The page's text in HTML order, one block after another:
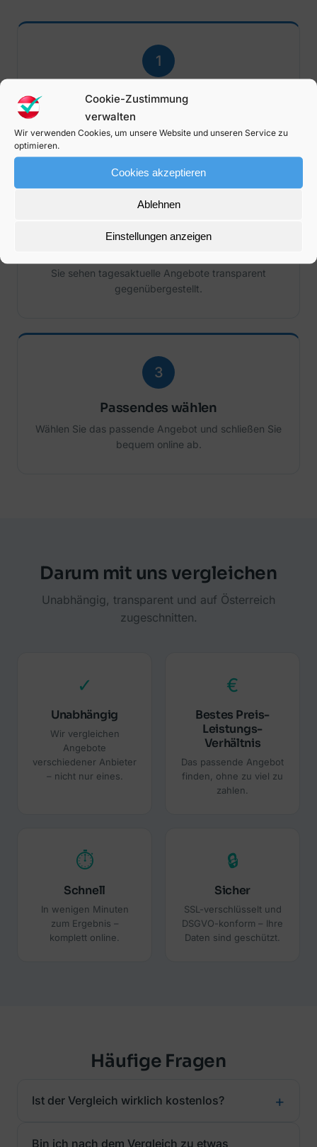
Cookie-Zustimmung
verwalten
Wir verwenden Cookies, um unsere Website und unseren Service zu
optimieren.
Cookies akzeptieren
Ablehnen
Einstellungen anzeigen
1
Angaben machen
Wenige Eckdaten zu Ihrem Vorhaben – ganz ohne
Verpflichtung.
Sie sehen tagesaktuelle Angebote transparent
gegenübergestellt.
3
Passendes wählen
Wählen Sie das passende Angebot und schließen Sie
bequem online ab.
Darum mit uns vergleichen
Unabhängig, transparent und auf Österreich
zugeschnitten.
✓
Unabhängig
Wir vergleichen
Angebote
verschiedener Anbieter
– nicht nur eines.
€
Bestes Preis-
Leistungs-
Verhältnis
Das passende Angebot
finden, ohne zu viel zu
zahlen.
⏱
Schnell
In wenigen Minuten
zum Ergebnis –
komplett online.
🔒
Sicher
SSL-verschlüsselt und
DSGVO-konform – Ihre
Daten sind geschützt.
Häufige Fragen
Ist der Vergleich wirklich kostenlos?
Bin ich nach dem Vergleich zu etwas